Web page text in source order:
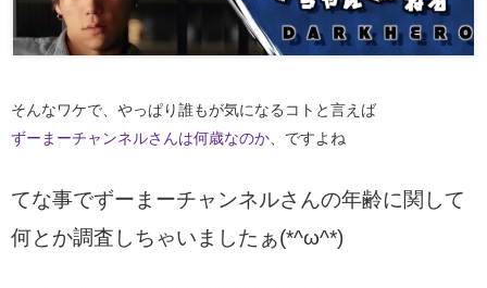
そんなワケで、やっぱり誰もが気になるコトと言えば
ずーまーチャンネルさんは何歳なのか 、ですよね
てな事でずーまーチャンネルさんの年齢に関して
何とか調査しちゃいましたぁ(*^ω^*)